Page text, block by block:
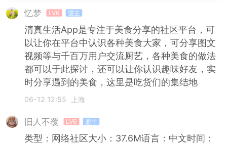
忆梦 LV6 盟主
清真生活App是专注于美食分享的社区平台，可
以让你在平台中认识各种美食大家，可分享图文
视频等与千百万用户交流厨艺，各种美食的做法
都可以于此探讨，还可以让你认识趣味好友，实
时分享遇到的美食，这里是吃货们的集结地
06-12 12:55 上海
旧人不覆 LV6 盟主
类型：网络社区大小：37.6M语言：中文时间：